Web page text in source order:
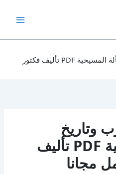
تحميل كتاب العرب وتاريخ المسألة المسيحية PDF تأليف فكتور
وتاريخ
المسألة المسيحية PDF تأليف
مجانا